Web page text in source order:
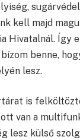
kell majd
Hivatalnál. Így
benne,
lesz.
is
ott van a
lesz külső